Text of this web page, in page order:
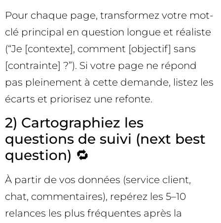
Pour chaque page, transformez votre mot-
clé principal en question longue et réaliste
(“Je [contexte], comment [objectif] sans
[contrainte] ?”). Si votre page ne répond
pas pleinement à cette demande, listez les
écarts et priorisez une refonte.
2) Cartographiez les
questions de suivi (next best
question) 🔁
À partir de vos données (service client,
chat, commentaires), repérez les 5–10
relances les plus fréquentes après la